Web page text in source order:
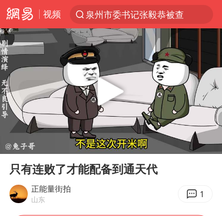
视频
泉州市委书记张毅恭被查
台风白海豚已进入24小时警戒线
陈垣宇0-3张禹珍 国乒男单全军覆没
四川宜宾市高县4.9级地震致1人死亡
中巨芯：上半年归母净利润1405.77万元
中国女篮70-67险胜尼日利亚女篮
Play
00:00 00:51
只有连败了才能配备到通天代
正能量街拍
山东 1